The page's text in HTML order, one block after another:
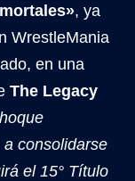
, ya
WrestleMania
en una
The Legacy
consolidarse
el 15° Título